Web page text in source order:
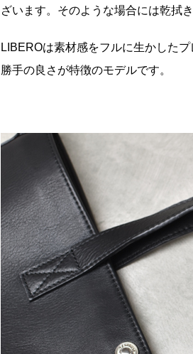
ざいます。そのような場合には乾拭
LIBEROは素材感をフルに生かした
勝手の良さが特徴のモデルです。